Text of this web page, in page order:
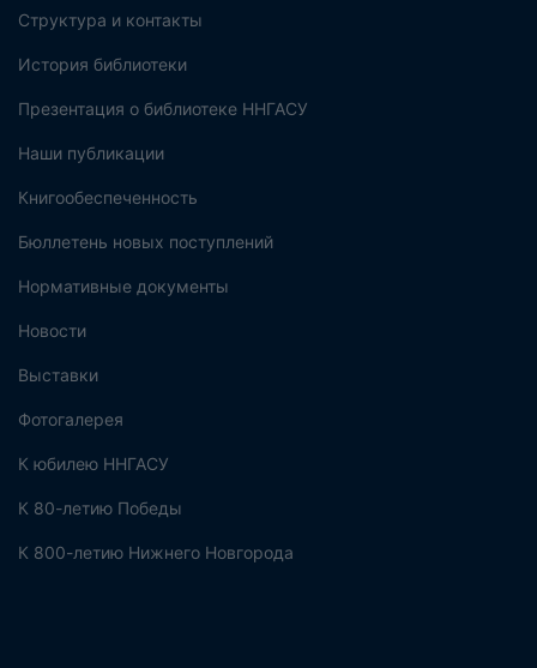
Структура и контакты
История библиотеки
Презентация о библиотеке ННГАСУ
Наши публикации
Книгообеспеченность
Бюллетень новых поступлений
Нормативные документы
Новости
Выставки
Фотогалерея
К юбилею ННГАСУ
К 80-летию Победы
К 800-летию Нижнего Новгорода